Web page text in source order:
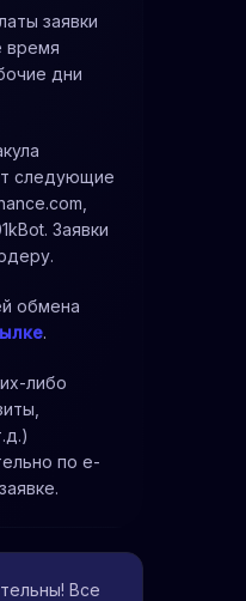
заявки
время
дни
следующие
Заявки
обмена
.
либо
по e-
Все